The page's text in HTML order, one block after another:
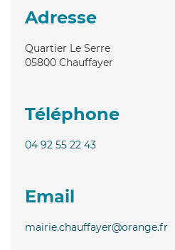
Adresse
Quartier Le Serre
05800 Chauffayer
Téléphone
04 92 55 22 43
Email
mairie.chauffayer@orange.fr